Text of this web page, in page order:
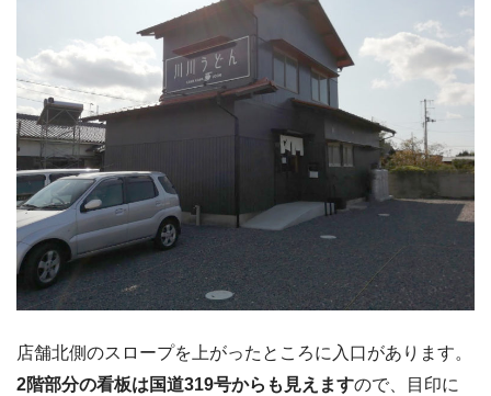
店舗北側のスロープを上がったところに入口があります。
2階部分の看板は国道319号からも見えますので、目印に